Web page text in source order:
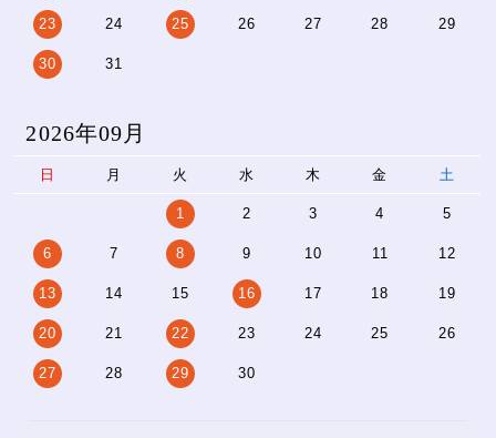
23 24 25 26 27 28 29
30 31
2026年09月
日 月 火 水 木 金 土
1 2 3 4 5
6 7 8 9 10 11 12
13 14 15 16 17 18 19
20 21 22 23 24 25 26
27 28 29 30